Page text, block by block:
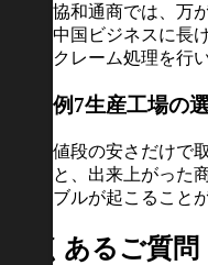
協和通商では、万
中国ビジネスに長
クレーム処理を行
例7生産工場の
値段の安さだけで
と、出来上がった
ブルが起こること
よくあるご質問